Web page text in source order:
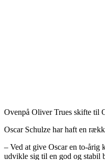
Ovenpå Oliver Trues skifte til
Oscar Schulze har haft en
– Ved at give Oscar en to-årig
udvikle sig til en god og stabil